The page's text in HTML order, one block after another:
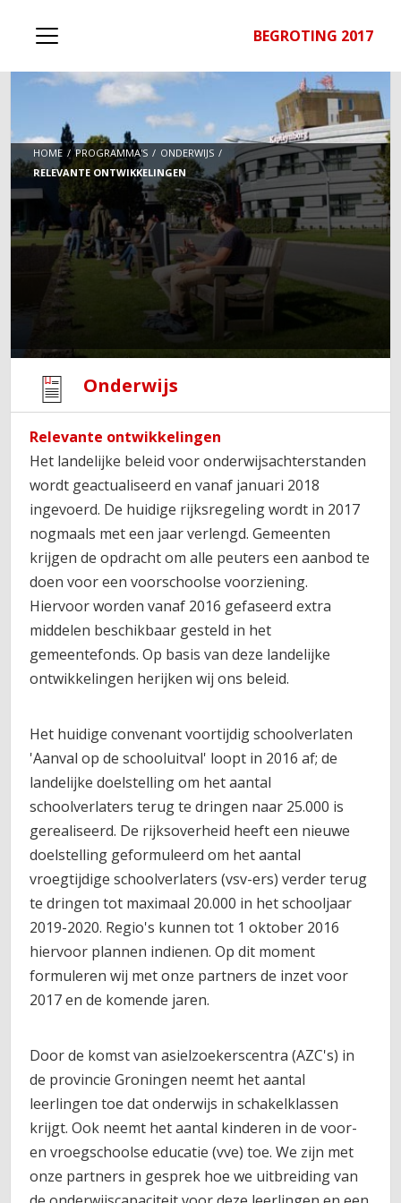
BEGROTING 2017
HOME PROGRAMMA'S
ONDERWIJS
RELEVANTE ONTWIKKELINGEN
Onderwijs
Relevante ontwikkelingen
Het landelijke beleid voor onderwijsachterstanden
wordt geactualiseerd en vanaf januari 2018
ingevoerd. De huidige rijksregeling wordt in 2017
nogmaals met een jaar verlengd. Gemeenten
krijgen de opdracht om alle peuters een aanbod te
doen voor een voorschoolse voorziening.
Hiervoor worden vanaf 2016 gefaseerd extra
middelen beschikbaar gesteld in het
gemeentefonds. Op basis van deze landelijke
ontwikkelingen herijken wij ons beleid.
Het huidige convenant voortijdig schoolverlaten
'Aanval op de schooluitval' loopt in 2016 af; de
landelijke doelstelling om het aantal
schoolverlaters terug te dringen naar 25.000 is
gerealiseerd. De rijksoverheid heeft een nieuwe
doelstelling geformuleerd om het aantal
vroegtijdige schoolverlaters (vsv-ers) verder terug
te dringen tot maximaal 20.000 in het schooljaar
2019-2020. Regio's kunnen tot 1 oktober 2016
hiervoor plannen indienen. Op dit moment
formuleren wij met onze partners de inzet voor
2017 en de komende jaren.
Door de komst van asielzoekerscentra (AZC's) in
de provincie Groningen neemt het aantal
leerlingen toe dat onderwijs in schakelklassen
krijgt. Ook neemt het aantal kinderen in de voor-
en vroegschoolse educatie (vve) toe. We zijn met
onze partners in gesprek hoe we uitbreiding van